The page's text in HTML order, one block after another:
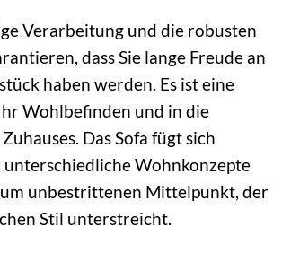
Verarbeitung und die robusten
dass Sie lange Freude an
haben werden. Es ist eine
Wohlbefinden und in die
Das Sofa fügt sich
unterschiedliche Wohnkonzepte
unbestrittenen Mittelpunkt, der
Stil unterstreicht.